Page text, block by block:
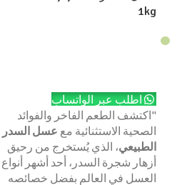
1kg
اطلب عبر الواتساب
"اكتشف الطعم الفاخر والفوائد
الصحية الاستثنائية مع عسل السدر
الطبيعي، الذي يُستخرج من رحيق
أزهار شجرة السدر، أحد أشهر أنواع
العسل في العالم بفضل خصائصه